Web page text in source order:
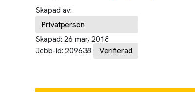
Skapad av:
Privatperson
Skapad: 26 mar, 2018
Jobb-id: 209638 Verifierad